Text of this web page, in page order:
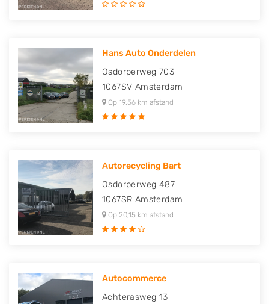
Hans Auto Onderdelen
Osdorperweg 703
1067SV Amsterdam
Op 19,56 km afstand
Autorecycling Bart
Osdorperweg 487
1067SR Amsterdam
Op 20,15 km afstand
Autocommerce
Achterasweg 13